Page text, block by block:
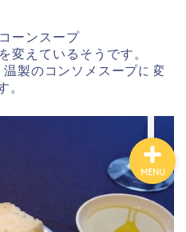
ーンスープ
変えているそうです。
温製のコンソメスープに変
。
MENU
飲食店情報